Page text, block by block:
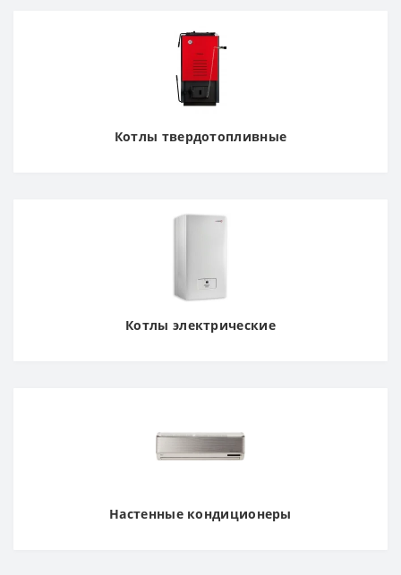
Котлы твердотопливные
Котлы электрические
Настенные кондиционеры